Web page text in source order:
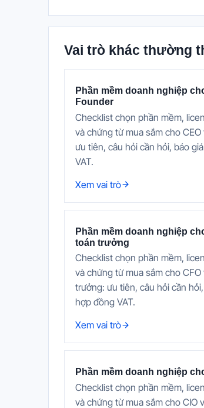
Vai trò khác thường
Phần mềm doanh nghiệp
Founder
Checklist chọn phần mềm,
và chứng từ mua sắm cho CEO
ưu tiên, câu hỏi cần hỏi, báo
VAT.
Xem vai trò
Phần mềm doanh nghiệp
toán trưởng
Checklist chọn phần mềm,
và chứng từ mua sắm cho CFO
trưởng: ưu tiên, câu hỏi cần
hợp đồng VAT.
Xem vai trò
Phần mềm doanh nghiệp
Checklist chọn phần mềm,
và chứng từ mua sắm cho CIO